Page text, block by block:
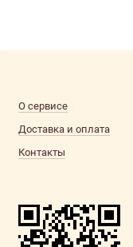
О сервисе
Доставка и оплата
Контакты